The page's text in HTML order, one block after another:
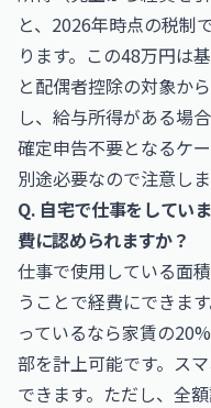
と、2026年時点の税制
ります。この48万円は
と配偶者控除の対象か
し、給与所得がある場
確定申告不要となるケ
別途必要なので注意しま
Q. 自宅で仕事をしてい
費に認められますか？
仕事で使用している面
うことで経費にできま
っているなら家賃の
部を計上可能です。ス
できます。ただし、全